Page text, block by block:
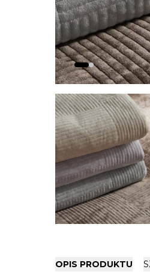
OPIS PRODUKTU